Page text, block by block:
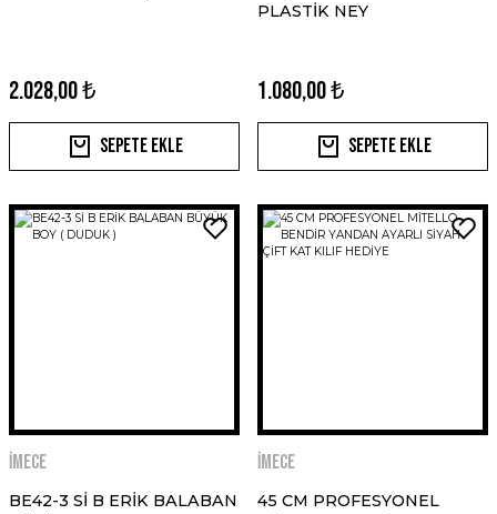
2.028,00 ₺
Sepete Ekle
PLASTİK NEY
1.080,00 ₺
Sepete Ekle
İMECE
BE42-3 Sİ B ERİK BALABAN
İMECE
45 CM PROFESYONEL